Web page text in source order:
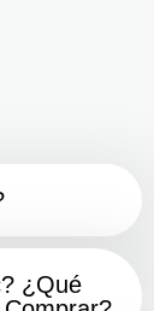
¿Qué